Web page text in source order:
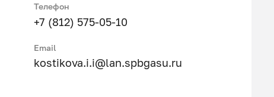
Телефон
+7 (812) 575-05-10
Email
kostikova.i.i@lan.spbgasu.ru